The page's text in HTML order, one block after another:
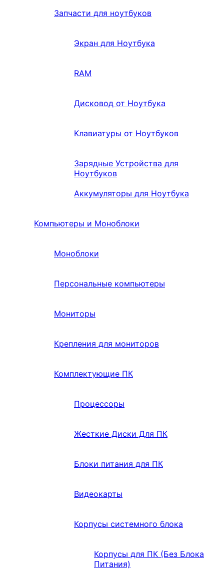
Запчасти для ноутбуков
Экран для Ноутбука
RAM
Дисковод от Ноутбука
Клавиатуры от Ноутбуков
Зарядные Устройства для
Ноутбуков
Аккумуляторы для Ноутбука
Компьютеры и Моноблоки
Моноблоки
Персональные компьютеры
Мониторы
Крепления для мониторов
Комплектующие ПК
Процессоры
Жесткие Диски Для ПК
Блоки питания для ПК
Видеокарты
Корпусы системного блока
Корпусы для ПК (Без Блока
Питания)